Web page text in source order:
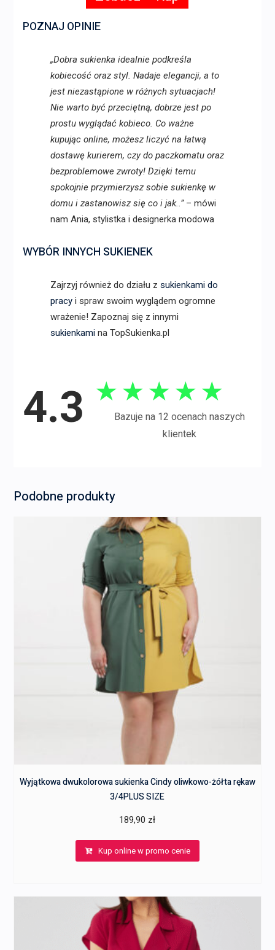
POZNAJ OPINIE
„Dobra sukienka idealnie podkreśla
kobiecość oraz styl. Nadaje elegancji, a to
jest niezastąpione w różnych sytuacjach!
Nie warto być przeciętną, dobrze jest po
prostu wyglądać kobieco. Co ważne
kupując online, możesz liczyć na łatwą
dostawę kurierem, czy do paczkomatu oraz
bezproblemowe zwroty! Dzięki temu
spokojnie przymierzysz sobie sukienkę w
domu i zastanowisz się co i jak..”– mówi
nam Ania, stylistka i designerka modowa
WYBÓR INNYCH SUKIENEK
Zajrzyj również do działu z sukienkami do
pracyi spraw swoim wyglądem ogromne
wrażenie! Zapoznaj się z innymi
sukienkamina TopSukienka.pl
4.3 ★ ★ ★ ★ ★
Bazuje na 12 ocenach naszych
klientek
Podobne produkty
Wyjątkowa dwukolorowa sukienka Cindy oliwkowo-żółta rękaw
3/4PLUS SIZE
189,90 zł
Kup online w promo cenie